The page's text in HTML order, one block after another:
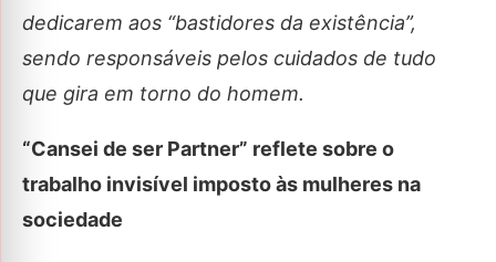
dedicarem aos “bastidores da existência”,
sendo responsáveis pelos cuidados de tudo
que gira em torno do homem.
“Cansei de ser Partner” reflete sobre o
trabalho invisível imposto às mulheres na
sociedade